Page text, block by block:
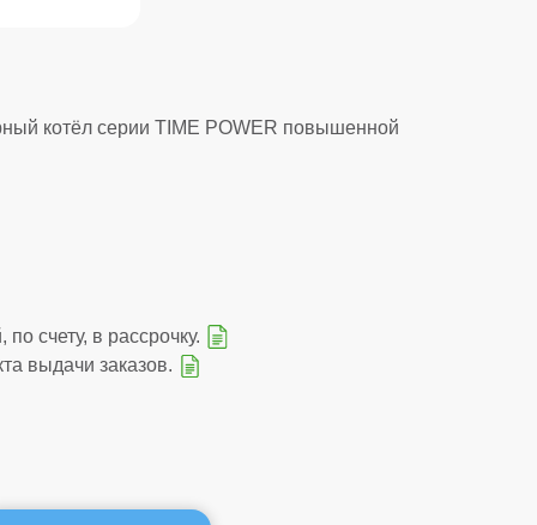
котёл серии TIME POWER повышенной
по счету, в рассрочку.
выдачи заказов.